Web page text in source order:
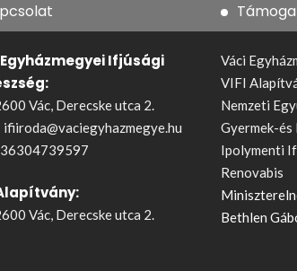
Ifjúsági
Vác, Derecske utca 2.
ifiiroda@vaciegyhazmegye.hu
Vác, Derecske utca 2.
Váci
VIFI
Nemzeti
Gyermek-és
Ipolymenti
Renovabis
Bethlen